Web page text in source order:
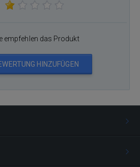
empfehlen das Produkt
HINZUFÜGEN